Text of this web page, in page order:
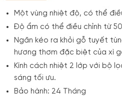
Một vùng nhiệt độ, có thể
Độ ẩm có thể điều chỉnh từ
Ngăn kéo ra khỏi gỗ tuyết
hương thơm đặc biệt của xì
Kính cách nhiệt 2 lớp với bộ
sáng tối ưu.
Bảo hành: 24 Tháng